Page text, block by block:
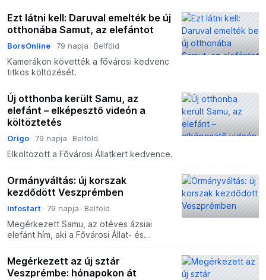
Ezt látni kell: Daruval emelték be új
otthonába Samut, az elefántot
BorsOnline 79 napja Belföld
Kamerákon követték a fővárosi kedvenc
titkos költözését.
Új otthonba került Samu, az
elefánt – elképesztő videón a
költöztetés
Origo 79 napja Belföld
Elköltözött a Fővárosi Állatkert kedvence.
Ormányváltás: új korszak
kezdődött Veszprémben
Infostart 79 napja Belföld
Megérkezett Samu, az ötéves ázsiai
elefánt hím, aki a Fővárosi Állat- és
fiatal elefánt számára most minden új
lesz: az otthona, a g
Megérkezett az új sztár
Veszprémbe: hónapokon át